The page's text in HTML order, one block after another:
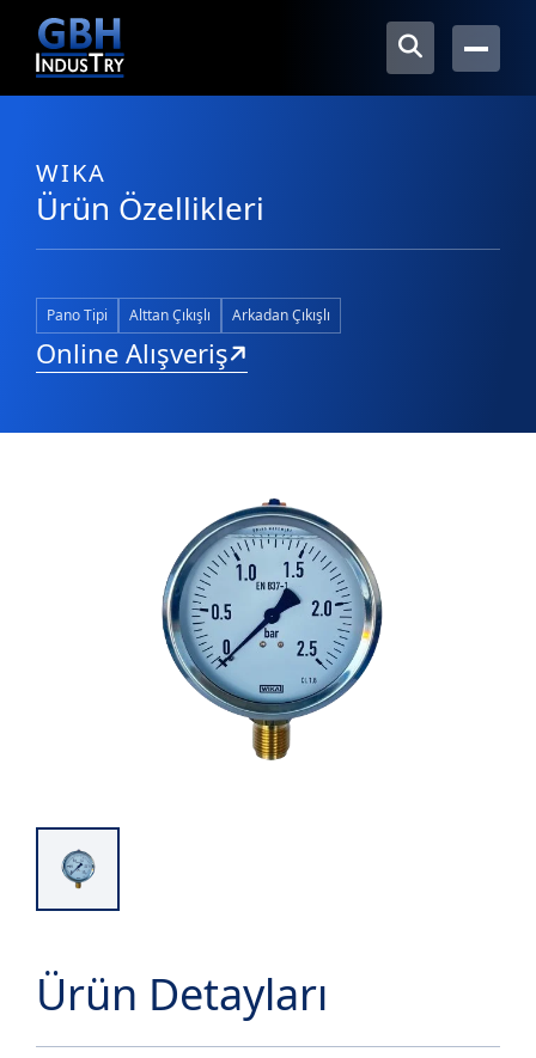
WIKA
Ürün Özellikleri
Pano Tipi Alttan Çıkışlı Arkadan Çıkışlı
Online Alışveriş
Ürün Detayları